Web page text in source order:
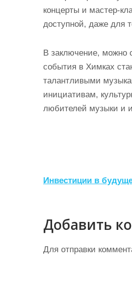
концерты и мастер-
доступной, даже для
В заключение, можно
события в Химках
талантливыми
инициативам,
любителей музыки и
Н
в
и
г
Инвестиции в
Добавить
Для отправки